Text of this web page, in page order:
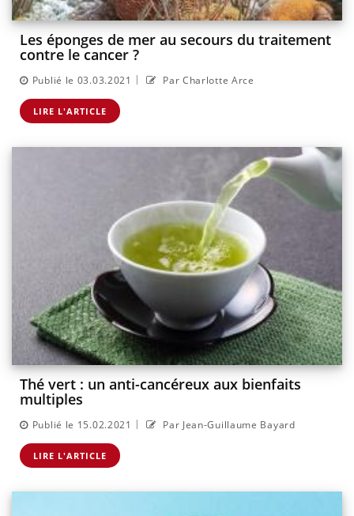
Les éponges de mer au secours du traitement
contre le cancer ?
Publié le 03.03.2021 | Par Charlotte Arce
LIRE L'ARTICLE
Thé vert : un anti-cancéreux aux bienfaits
multiples
Publié le 15.02.2021 | Par Jean-Guillaume Bayard
LIRE L'ARTICLE